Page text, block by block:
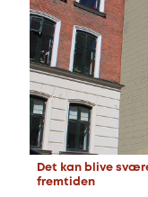
Det kan blive
fremtiden